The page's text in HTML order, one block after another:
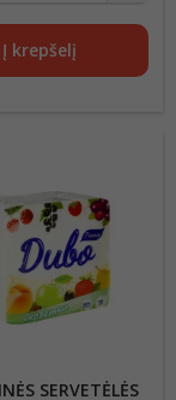
Į krepšelį
SERVETĖLĖS